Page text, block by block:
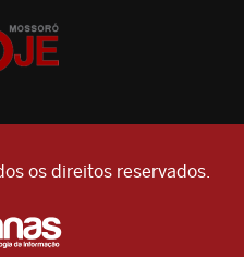
os direitos reservados.